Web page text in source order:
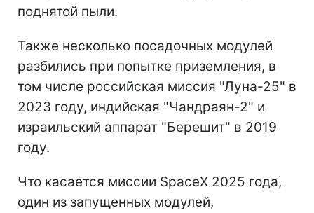
поднятой пыли.
Также несколько посадочных модулей
разбились при попытке приземления, в
том числе российская миссия "Луна-25" в
2023 году, индийская "Чандраян-2" и
израильский аппарат "Берешит" в 2019
году.
Что касается миссии SpaceX 2025 года,
один из запущенных модулей,